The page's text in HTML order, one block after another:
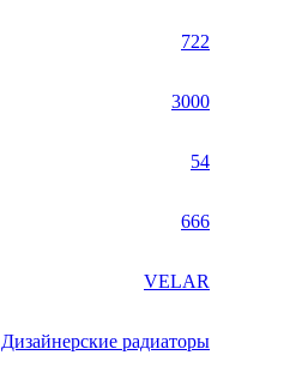
722
3000
54
666
VELAR
Дизайнерские радиаторы